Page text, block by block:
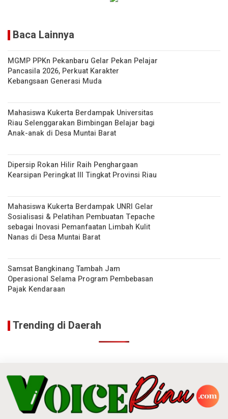
Baca Lainnya
MGMP PPKn Pekanbaru Gelar Pekan Pelajar
Pancasila 2026, Perkuat Karakter
Kebangsaan Generasi Muda
Mahasiswa Kukerta Berdampak Universitas
Riau Selenggarakan Bimbingan Belajar bagi
Anak-anak di Desa Muntai Barat
Dipersip Rokan Hilir Raih Penghargaan
Kearsipan Peringkat III Tingkat Provinsi Riau
Mahasiswa Kukerta Berdampak UNRI Gelar
Sosialisasi & Pelatihan Pembuatan Tepache
sebagai Inovasi Pemanfaatan Limbah Kulit
Nanas di Desa Muntai Barat
Samsat Bangkinang Tambah Jam
Operasional Selama Program Pembebasan
Pajak Kendaraan
Trending di Daerah